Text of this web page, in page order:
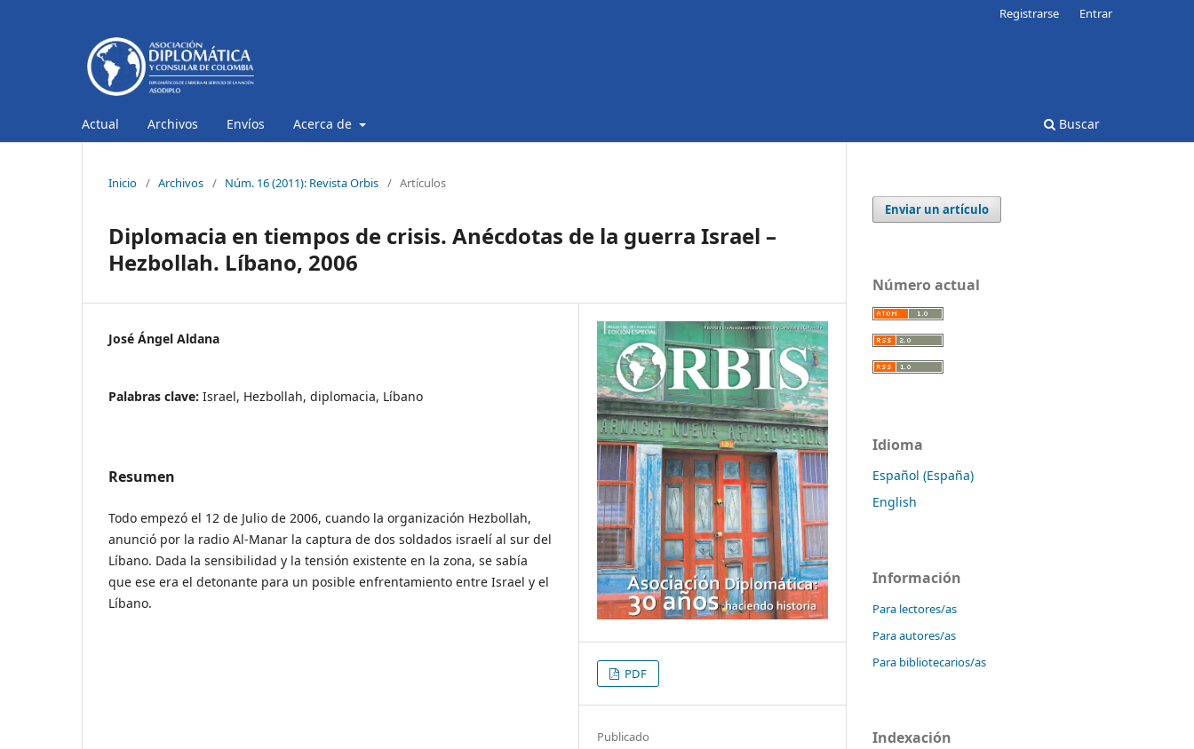
Actual Archivos Envíos Acerca de Buscar
Registrarse Entrar
Inicio / Archivos / Núm. 16 (2011): Revista Orbis / Artículos
Diplomacia en tiempos de crisis. Anécdotas de la guerra Israel –
Hezbollah. Líbano, 2006
José Ángel Aldana
Palabras clave: Israel, Hezbollah, diplomacia, Líbano
Resumen
Todo empezó el 12 de Julio de 2006, cuando la organización Hezbollah,
anunció por la radio Al-Manar la captura de dos soldados israelí al sur del
Líbano. Dada la sensibilidad y la tensión existente en la zona, se sabía
que ese era el detonante para un posible enfrentamiento entre Israel y el
Líbano.
PDF
Publicado
Enviar un artículo
Número actual
Idioma
Español (España)
English
Información
Para lectores/as
Para autores/as
Para bibliotecarios/as
Indexación